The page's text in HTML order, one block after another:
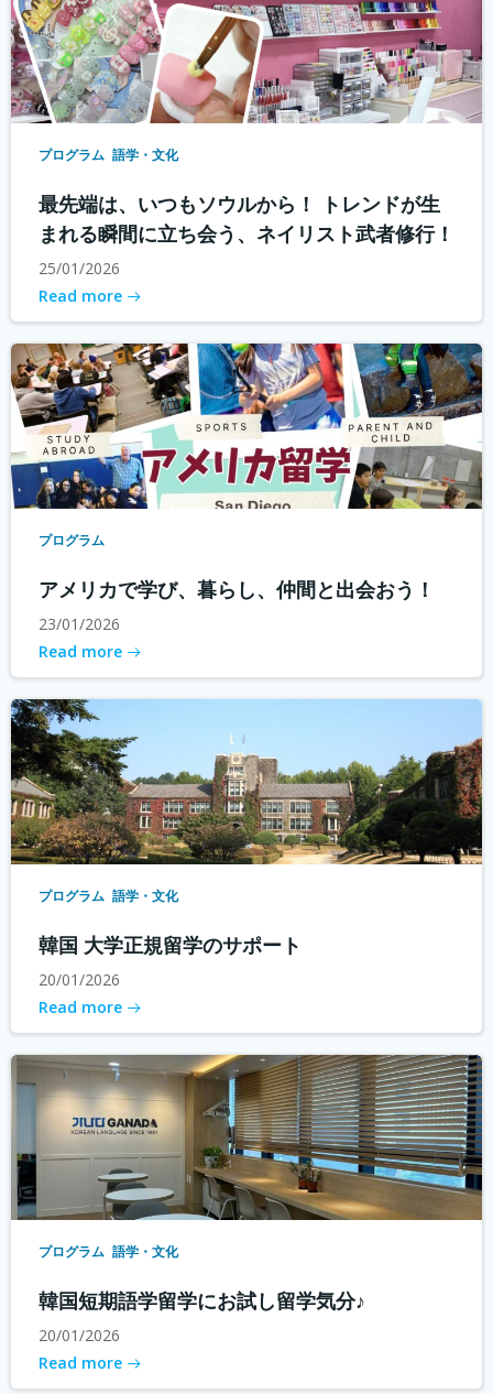
プログラム 語学・文化
最先端は、いつもソウルから！ トレンドが生
まれる瞬間に立ち会う、ネイリスト武者修行！
25/01/2026
Read more
プログラム
アメリカで学び、暮らし、仲間と出会おう！
23/01/2026
Read more
プログラム 語学・文化
韓国 大学正規留学のサポート
20/01/2026
Read more
プログラム 語学・文化
韓国短期語学留学にお試し留学気分♪
20/01/2026
Read more